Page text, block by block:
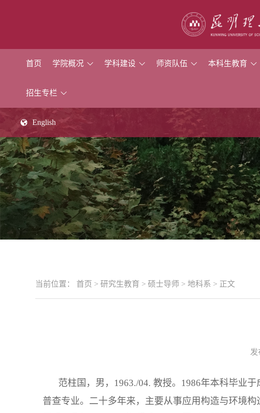
首页 学院概况 学科建设 师资队伍 本科生教育
招生专栏
English
当前位置： 首页 > 研究生教育 > 硕士导师 > 地科系 > 正文
发
范柱国，男， 1963./04. 教授。 1986年本科毕业于
普查专业。二十多年来，主要从事应用构造与环境